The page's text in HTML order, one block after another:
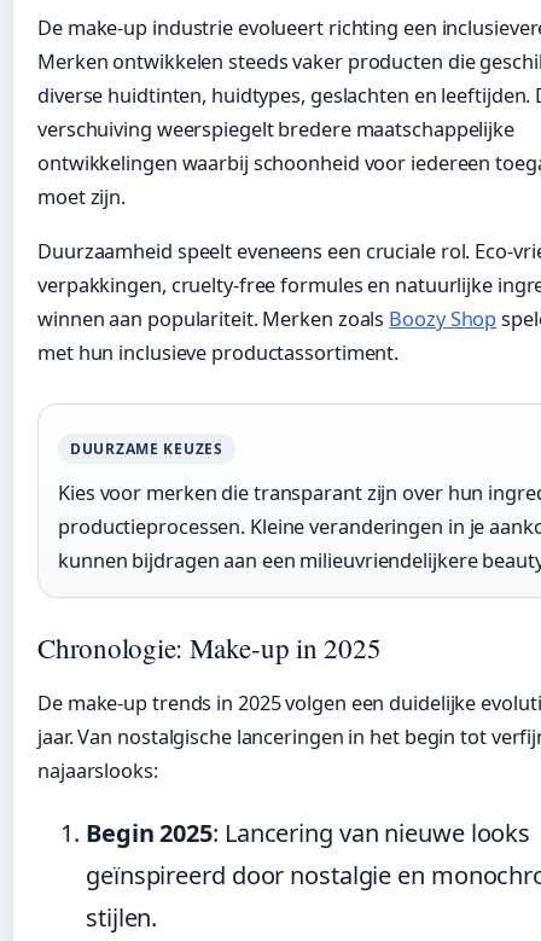
De make-up industrie evolueert richting een
Merken ontwikkelen steeds vaker producten die
diverse huidtinten, huidtypes, geslachten en leeftijden.
verschuiving weerspiegelt bredere maatschappelijke
ontwikkelingen waarbij schoonheid voor iedereen
moet zijn.
Duurzaamheid speelt eveneens een cruciale rol. Eco-
verpakkingen, cruelty-free formules en natuurlijke
winnen aan populariteit. Merken zoals Boozy Shop
met hun inclusieve productassortiment.
DUURZAME KEUZES
Kies voor merken die transparant zijn over hun
productieprocessen. Kleine veranderingen in je
kunnen bijdragen aan een milieuvriendelijkere
Chronologie: Make-up in 2025
De make-up trends in 2025 volgen een duidelijke
jaar. Van nostalgische lanceringen in het begin tot
najaarslooks:
Begin 2025: Lancering van nieuwe looks
geïnspireerd door nostalgie en
stijlen.